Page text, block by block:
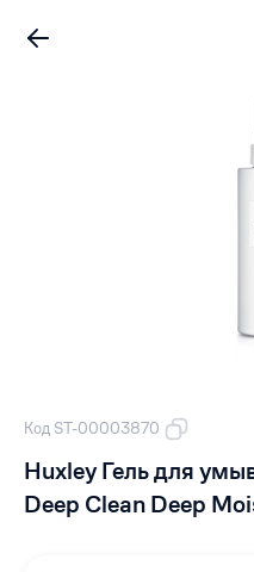
Код ST-00003870
Huxley Гель для
Deep Clean Deep